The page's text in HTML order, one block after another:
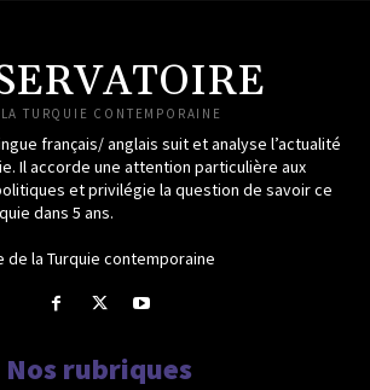
TURQUIE CONTEMPORAINE
français/ anglais suit et analyse l’actualité
Il accorde une attention particulière aux
et privilégie la question de savoir ce
dans 5 ans.
la Turquie contemporaine
Nos rubriques